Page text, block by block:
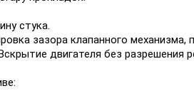
стука.
зазора клапанного
двигателя без разрешения